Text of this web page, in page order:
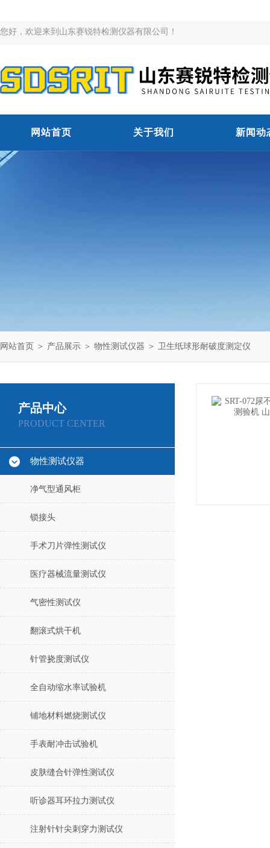
您好，欢迎来到山东赛锐特检测仪器有限公司！
网站首页 关于我们 新闻动
网站首页 ＞ 产品展示 ＞ 物性测试仪器 ＞ 卫生纸球形耐破度测定仪
产品中心
PRODUCT CENTER
物性测试仪器
净气型通风柜
锁接头
手术刀片弹性测试仪
医疗器械流量测试仪
气密性测试仪
翻滚式烘干机
针管挠度测试仪
全自动缩水率试验机
铺地材料燃烧测试仪
手表耐冲击试验机
皮肤缝合针弹性测试仪
听诊器耳环拉力测试仪
注射针针尖刺穿力测试仪